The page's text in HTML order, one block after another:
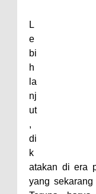
L
e
bi
h
la
nj
ut
,
di
k
atakan di era
yang